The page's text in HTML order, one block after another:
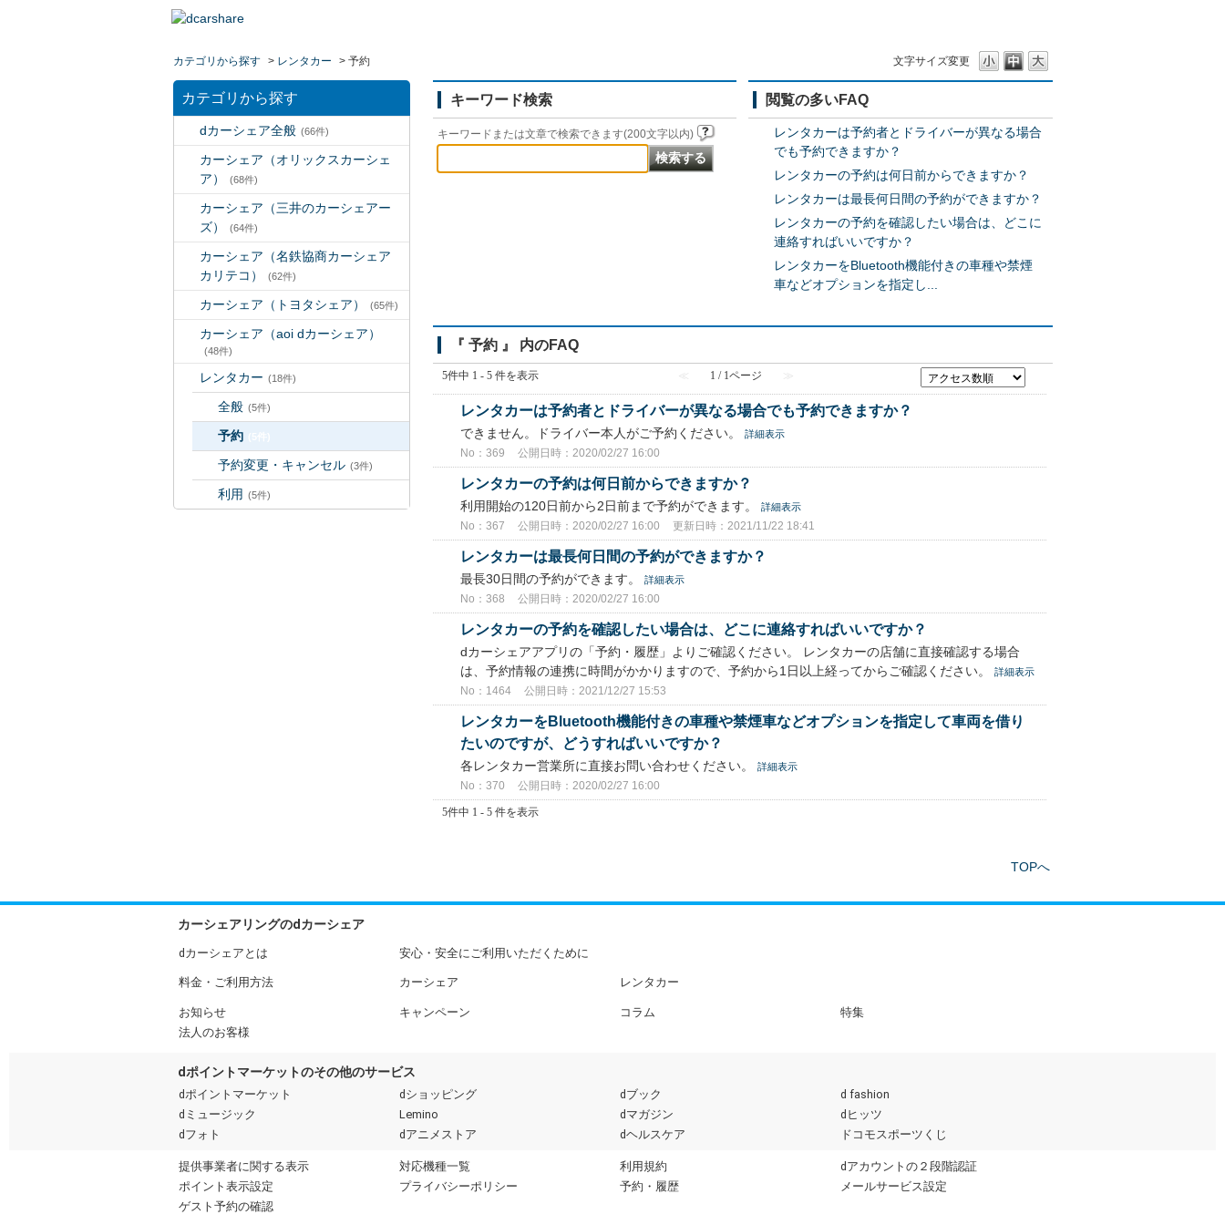
文字サイズ変更
カテゴリから探す > レンタカー > 予約
カテゴリから探す
dカーシェア全般 (66件)
カーシェア（オリックスカーシェ
ア）
(68件)
カーシェア（三井のカーシェアー
ズ）
(64件)
カーシェア（名鉄協商カーシェア
カリテコ）
(62件)
カーシェア（トヨタシェア） (65件)
カーシェア（aoi dカーシェア）
(48件)
レンタカー (18件)
全般 (5件)
予約
予約変更・キャンセル (3件)
利用 (5件)
キーワード検索
キーワードまたは文章で検索できます(200文字以内)
閲覧の多いFAQ
レンタカーは予約者とドライバーが異なる場合
でも予約できますか？
レンタカーの予約は何日前からできますか？
レンタカーは最長何日間の予約ができますか？
レンタカーの予約を確認したい場合は、どこに
連絡すればいいですか？
レンタカーをBluetooth機能付きの車種や禁煙
車などオプションを指定し...
『 予約 』 内のFAQ
5件中 1 - 5 件を表示 ≪ 1 / 1ページ ≫
レンタカーは予約者とドライバーが異なる場合でも予約できますか？
できません。ドライバー本人がご予約ください。 詳細表示
No：369 公開日時：2020/02/27 16:00
レンタカーの予約は何日前からできますか？
利用開始の120日前から2日前まで予約ができます。 詳細表示
No：367 公開日時：2020/02/27 16:00 更新日時：2021/11/22 18:41
レンタカーは最長何日間の予約ができますか？
最長30日間の予約ができます。 詳細表示
No：368 公開日時：2020/02/27 16:00
レンタカーの予約を確認したい場合は、どこに連絡すればいいですか？
dカーシェアアプリの「予約・履歴」よりご確認ください。 レンタカーの店舗に直接確認する場合
は、予約情報の連携に時間がかかりますので、予約から1日以上経ってからご確認ください。
詳細表示
No：1464 公開日時：2021/12/27 15:53
レンタカーをBluetooth機能付きの車種や禁煙車などオプションを指定して車両を借り
たいのですが、どうすればいいですか？
各レンタカー営業所に直接お問い合わせください。 詳細表示
No：370 公開日時：2020/02/27 16:00
5件中 1 - 5 件を表示
TOPへ
カーシェアリングのdカーシェア
dカーシェアとは 安心・安全にご利用いただくために
料金・ご利用方法 カーシェア レンタカー
お知らせ キャンペーン コラム
特集
法人のお客様
dポイントマーケットのその他のサービス
dポイントマーケット dショッピング dブック
d fashion
dミュージック
Lemino dマガジン
dヒッツ
dフォト
dアニメストア dヘルスケア ドコモスポーツくじ
提供事業者に関する表示 対応機種一覧 利用規約
dアカウントの２段階認証
ポイント表示設定
プライバシーポリシー 予約・履歴
メールサービス設定
ゲスト予約の確認